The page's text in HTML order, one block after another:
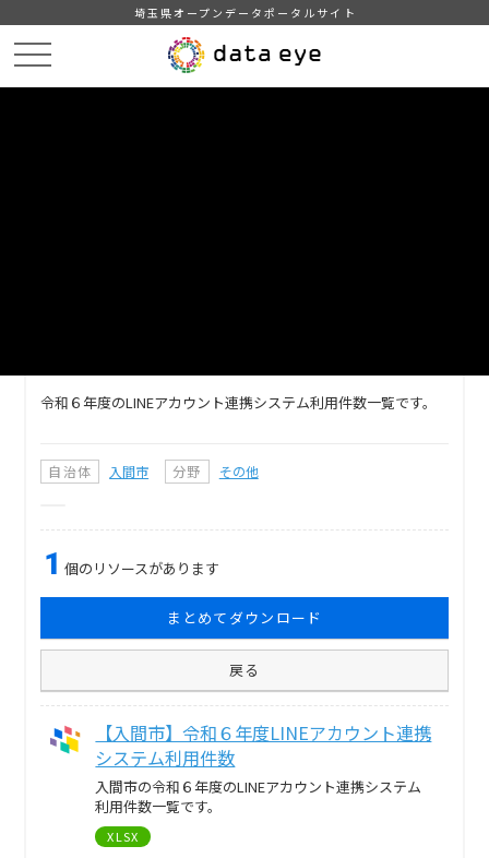
埼玉県オープンデータポータルサイト
令和６年度のLINEアカウント連携システム利用件数一覧です。
自治体 入間市 分野 その他
1 個のリソースがあります
まとめてダウンロード
戻る
【入間市】令和６年度LINEアカウント連携
システム利用件数
入間市の令和６年度のLINEアカウント連携システム
利用件数一覧です。
XLSX